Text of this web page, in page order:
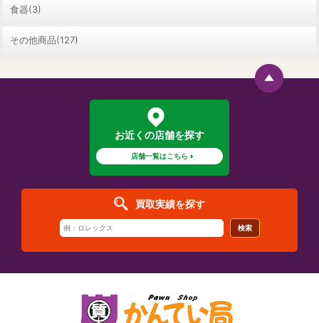
食器(3)
その他商品(127)
お近くの店舗を探す
店舗一覧はこちら
買取実績を探す
検索